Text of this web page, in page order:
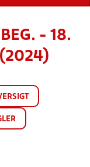
- 18.
(2024)